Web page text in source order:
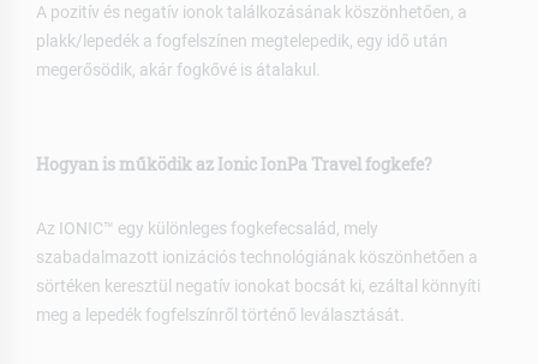
A pozitív és negatív ionok találkozásának köszönhetően, a
plakk/lepedék a fogfelszínen megtelepedik, egy idő után
megerősödik, akár fogkővé is átalakul.
Hogyan is működik az Ionic IonPa Travel fogkefe?
Az IONIC™ egy különleges fogkefecsalád, mely
szabadalmazott ionizációs technológiának köszönhetően a
sörtéken keresztül negatív ionokat bocsát ki, ezáltal könnyíti
meg a lepedék fogfelszínről történő leválasztását.